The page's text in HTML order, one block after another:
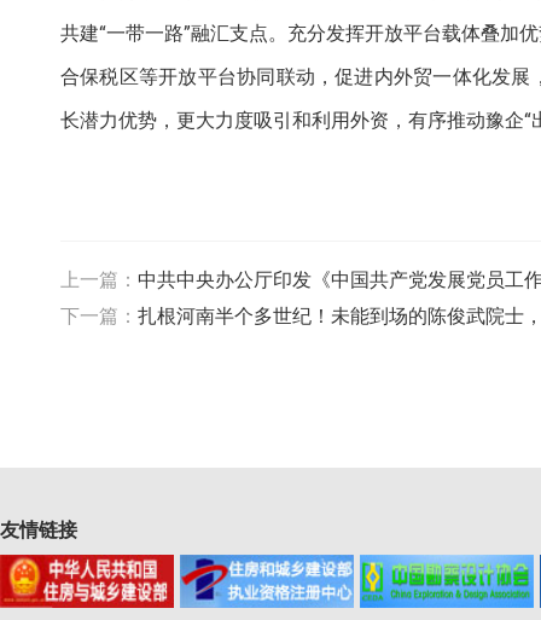
共建“一带一路”融汇支点。充分发挥开放平台载体叠加
合保税区等开放平台协同联动，促进内外贸一体化发
长潜力优势，更大力度吸引和利用外资，有序推动豫企
上一篇： 中共中央办公厅印发《中国共产党发展党员工
下一篇： 扎根河南半个多世纪！未能到场的陈俊武院士
友情链接